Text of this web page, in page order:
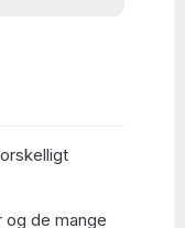
de mange